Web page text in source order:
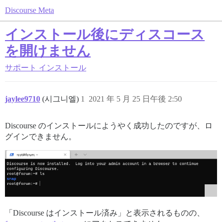
Discourse Meta
インストール後にディスコース
を開けません
サポート インストール
jaylee9710 (시그니엘) 2021 年 5 月 25 日午後 2:50
1
Discourse のインストールにようやく成功したのですが、ロ
グインできません。
「Discourse はインストール済み」と表示されるものの、